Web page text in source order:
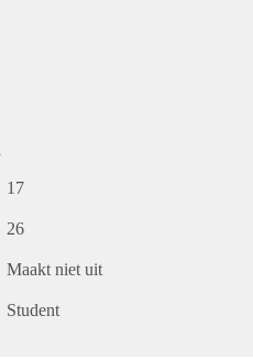
17
26
Maakt niet uit
Student